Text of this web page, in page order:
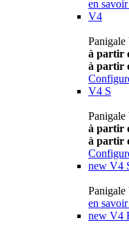
en
V4
à partir
à partir
V4 S
Panigale
à partir
à partir
new V4
en
new V4